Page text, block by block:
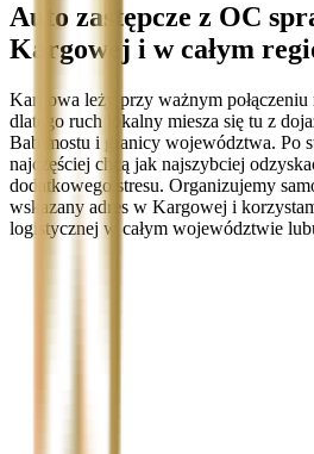
Auto zastępcze z OC
Kargowej i w całym
Kargowa leży przy ważnym
dlatego ruch lokalny miesza się tu z
Babimostu i granicy województwa. Po
najczęściej chcą jak najszybciej
dodatkowego stresu. Organizujemy
wskazany adres w Kargowej i
logistycznej w całym województwie